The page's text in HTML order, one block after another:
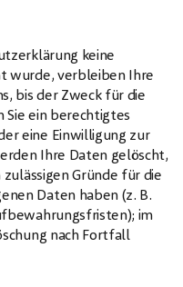
keine
wurde, verbleiben Ihre
bis der Zweck für die
ein berechtigtes
eine Einwilligung zur
Ihre Daten gelöscht,
Gründe für die
Daten haben (z. B.
im
nach Fortfall